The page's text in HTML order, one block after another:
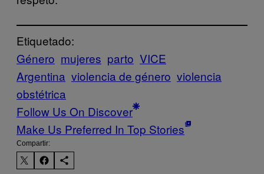
Etiquetado:
Género mujeres parto VICE
Argentina violencia de género violencia
obstétrica
Follow Us On Discover
Make Us Preferred In Top Stories
Compartir: